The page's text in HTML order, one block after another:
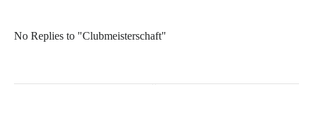
No Replies to "Clubmeisterschaft"